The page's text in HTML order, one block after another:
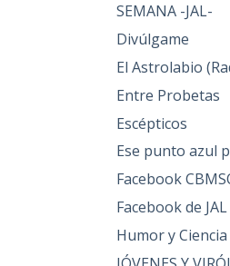
SEMANA -JAL-
Divúlgame
El Astrolabio
Entre Probetas
Escépticos
Ese punto azul
Facebook
Facebook de JAL
Humor y Ciencia